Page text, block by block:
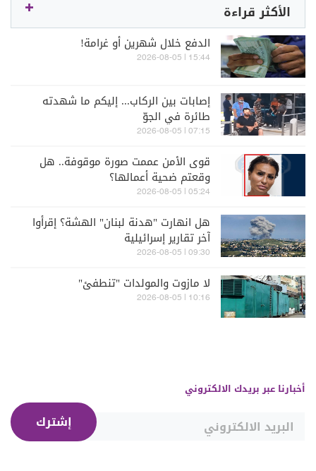
الأكثر قراءة
الدفع خلال شهرين أو غرامة!
15:44 | 2026-08-05
إصابات بين الركاب... إليكم ما شهدته
طائرة في الجوّ
07:15 | 2026-08-05
قوى الأمن عممت صورة موقوفة.. هل
وقعتم ضحية أعمالها؟
05:24 | 2026-08-05
هل انهارت "هدنة لبنان" الهشة؟ إقرأوا
آخر تقارير إسرائيلية
09:30 | 2026-08-05
لا مازوت والمولدات "تنطفئ"
10:16 | 2026-08-05
أخبارنا عبر بريدك الالكتروني
إشترك